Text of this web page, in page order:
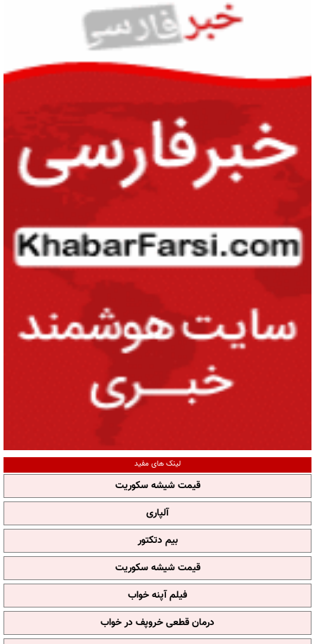
لینک های مفید
قیمت شیشه سکوریت
آلپاری
بیم دتکتور
قیمت شیشه سکوریت
فیلم آپنه خواب
درمان قطعی خروپف در خواب